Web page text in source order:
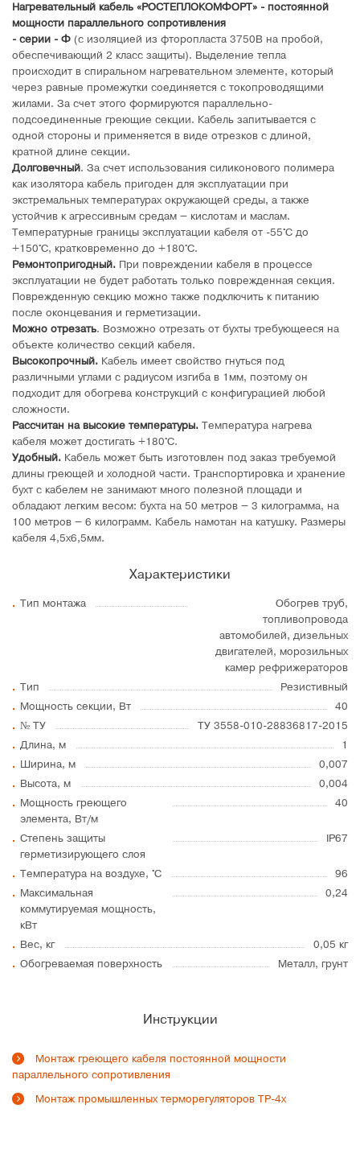
Нагревательный кабель «РОСТЕПЛОКОМФОРТ» - постоянной
мощности параллельного сопротивления
- серии - Ф (с изоляцией из фторопласта 3750В на пробой,
обеспечивающий 2 класс защиты). Выделение тепла
происходит в спиральном нагревательном элементе, который
через равные промежутки соединяется с токопроводящими
жилами. За счет этого формируются параллельно-
подсоединенные греющие секции. Кабель запитывается с
одной стороны и применяется в виде отрезков с длиной,
кратной длине секции.
Долговечный. За счет использования силиконового полимера
как изолятора кабель пригоден для эксплуатации при
экстремальных температурах окружающей среды, а также
устойчив к агрессивным средам – кислотам и маслам.
Температурные границы эксплуатации кабеля от -55°C до
+150°C, кратковременно до +180°C.
Ремонтопригодный. При повреждении кабеля в процессе
эксплуатации не будет работать только поврежденная секция.
Поврежденную секцию можно также подключить к питанию
после оконцевания и герметизации.
Можно отрезать. Возможно отрезать от бухты требующееся на
объекте количество секций кабеля.
Высокопрочный. Кабель имеет свойство гнуться под
различными углами с радиусом изгиба в 1мм, поэтому он
подходит для обогрева конструкций с конфигурацией любой
сложности.
Рассчитан на высокие температуры. Температура нагрева
кабеля может достигать +180°C.
Удобный. Кабель может быть изготовлен под заказ требуемой
длины греющей и холодной части. Транспортировка и хранение
бухт с кабелем не занимают много полезной площади и
обладают легким весом: бухта на 50 метров – 3 килограмма, на
100 метров – 6 килограмм. Кабель намотан на катушку. Размеры
кабеля 4,5х6,5мм.
Характеристики
Тип монтажа
Обогрев труб,
топливопровода
автомобилей, дизельных
двигателей, морозильных
камер рефрижераторов
Тип
Резистивный
Мощность секции, Вт
40
№ ТУ
ТУ 3558-010-28836817-2015
Длина, м
1
Ширина, м
0,007
Высота, м
0,004
Мощность греющего
элемента, Вт/м
40
Степень защиты
герметизирующего слоя
IP67
Температура на воздухе, °C
96
Максимальная
коммутируемая мощность,
кВт
0,24
Вес, кг
0,05 кг
Обогреваемая поверхность
Металл, грунт
Инструкции
Монтаж греющего кабеля постоянной мощности
параллельного сопротивления
Монтаж промышленных терморегуляторов ТР-4х